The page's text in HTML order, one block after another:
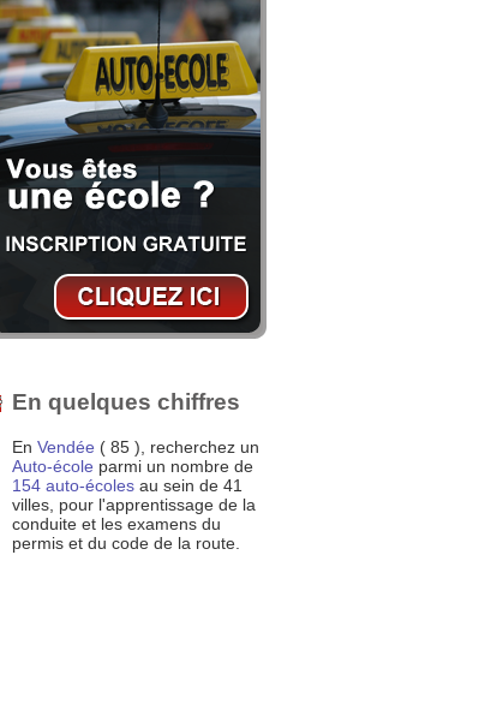
En quelques chiffres
En Vendée ( 85 ), recherchez un
Auto-école parmi un nombre de
154 auto-écoles au sein de 41
villes, pour l'apprentissage de la
conduite et les examens du
permis et du code de la route.